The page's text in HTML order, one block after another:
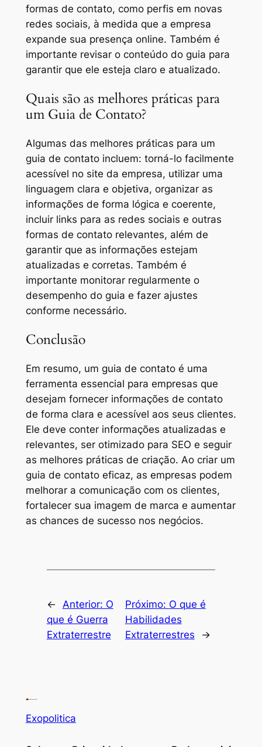
formas de contato, como perfis em novas
redes sociais, à medida que a empresa
expande sua presença online. Também é
importante revisar o conteúdo do guia para
garantir que ele esteja claro e atualizado.
Quais são as melhores práticas para
um Guia de Contato?
Algumas das melhores práticas para um
guia de contato incluem: torná-lo facilmente
acessível no site da empresa, utilizar uma
linguagem clara e objetiva, organizar as
informações de forma lógica e coerente,
incluir links para as redes sociais e outras
formas de contato relevantes, além de
garantir que as informações estejam
atualizadas e corretas. Também é
importante monitorar regularmente o
desempenho do guia e fazer ajustes
conforme necessário.
Conclusão
Em resumo, um guia de contato é uma
ferramenta essencial para empresas que
desejam fornecer informações de contato
de forma clara e acessível aos seus clientes.
Ele deve conter informações atualizadas e
relevantes, ser otimizado para SEO e seguir
as melhores práticas de criação. Ao criar um
guia de contato eficaz, as empresas podem
melhorar a comunicação com os clientes,
fortalecer sua imagem de marca e aumentar
as chances de sucesso nos negócios.
← Anterior: O
que é Guerra
Extraterrestre
Próximo: O que é
Habilidades
Extraterrestres
→
Exopolitica